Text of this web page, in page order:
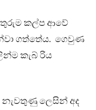
කල්ප ආවේ
ගත්තේය. ගෙවුණ
කැබ් රිය
නැවතුණු ලෙසින් අද